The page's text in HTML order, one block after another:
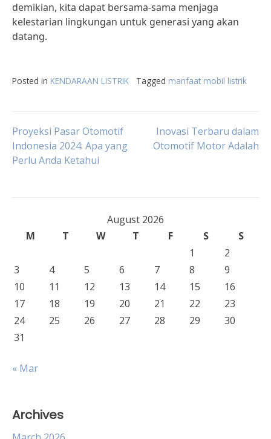
demikian, kita dapat bersama-sama menjaga
kelestarian lingkungan untuk generasi yang akan
datang.
Posted in KENDARAAN LISTRIK Tagged manfaat mobil listrik
Post
navigation
Proyeksi Pasar Otomotif
Indonesia 2024: Apa yang
Perlu Anda Ketahui
Inovasi Terbaru dalam
Otomotif Motor Adalah
August 2026
M
T W T F S
S
1
2
3
4 5 6 7 8
9
10
11 12 13 14 15
16
17
18 19 20 21 22
23
24
25 26 27 28 29
30
31
« Mar
Archives